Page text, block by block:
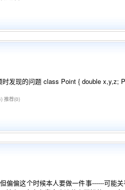
发现的问题 class Point { double
推荐(0)
偏偏这个时候本人要做一件事------可能